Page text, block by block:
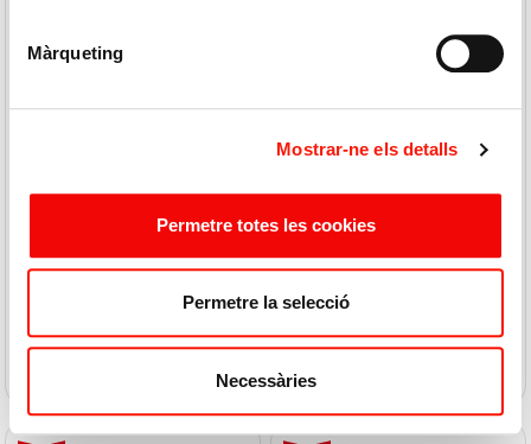
Màrqueting
Mostrar-ne els detalls
Permetre totes les cookies
Permetre la selecció
Necessàries
LACTOVIT
2,65 €
PALMOLIVE
Gel Baño Almendras 600ml
5,25 € / L
3,15 €